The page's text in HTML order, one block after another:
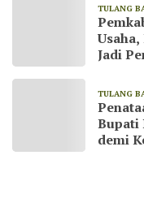
TULANG
Jadi
TULANG
Bupati
demi